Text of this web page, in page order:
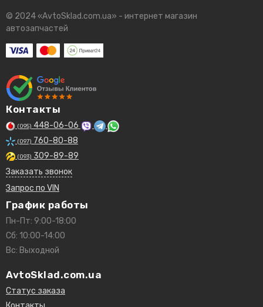
© 2024 «AvtoSklad.com.ua» - интернет магазин
автозапчастей
Контакты
(095) 448-06-06
(097) 760-80-88
(093) 309-89-89
Заказать звонок
Запрос по VIN
График работы
Пн-Пт: 9:00-18:00
Сб: 10:00-14:00
Вс: Выходной
AvtoSklad.com.ua
Статус заказа